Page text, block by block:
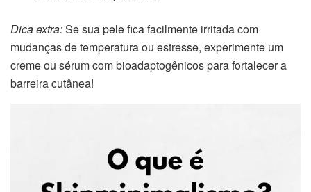
Dica extra:Se sua pele fica facilmente irritada com
mudanças de temperatura ou estresse, experimente um
creme ou sérum com bioadaptogênicos para fortalecer a
barreira cutânea!